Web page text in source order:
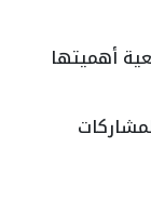
أهميتها